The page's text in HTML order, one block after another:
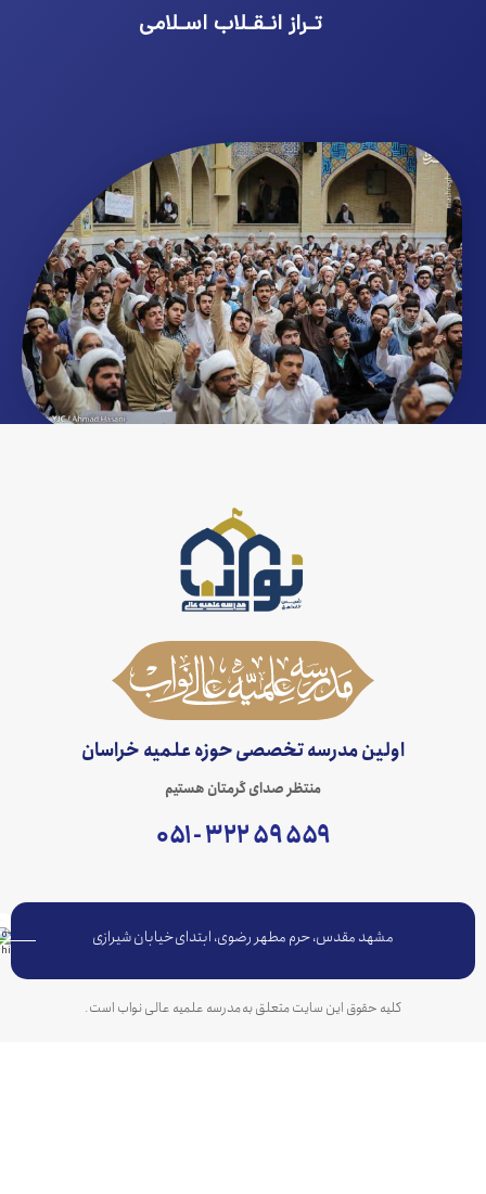
تـراز انـقـلاب اسـلامی
اولین مدرسه تخصصی حوزه علمیه خراسان
منتظر صدای گرمتان هستیم
مشهد مقدس، حرم مطهر رضوی، ابتدای خیابان شیرازی
کلیه حقوق این سایت متعلق به مدرسه علمیه عالی نواب است.